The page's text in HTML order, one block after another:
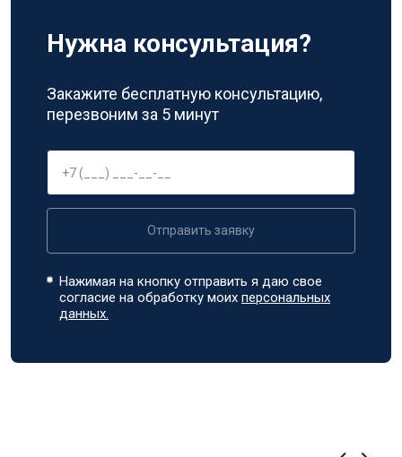
Нужна консультация?
Закажите бесплатную консультацию,
перезвоним за 5 минут
Отправить заявку
Нажимая на кнопку отправить я даю свое
согласие на обработку моихперсональных
данных.